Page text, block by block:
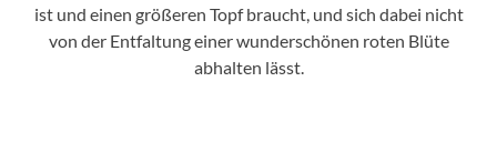
ist und einen größeren Topf braucht, und sich dabei nicht
von der Entfaltung einer wunderschönen roten Blüte
abhalten lässt.